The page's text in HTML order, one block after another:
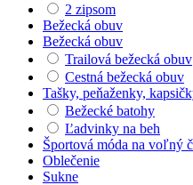
2 zipsom
Bežecká obuv
Bežecká obuv
Trailová bežecká obuv
Cestná bežecká obuv
Tašky, peňaženky,
Bežecké batohy
Ľadvinky na beh
Športová móda na voľný
Oblečenie
Sukne